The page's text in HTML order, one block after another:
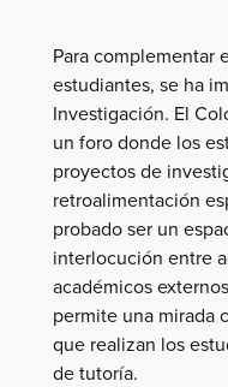
Para complementar
estudiantes, se ha
Investigación. El
un foro donde los
proyectos de
retroalimentación
probado ser un
interlocución entre
académicos
permite una mirada
que realizan los
de tutoría.